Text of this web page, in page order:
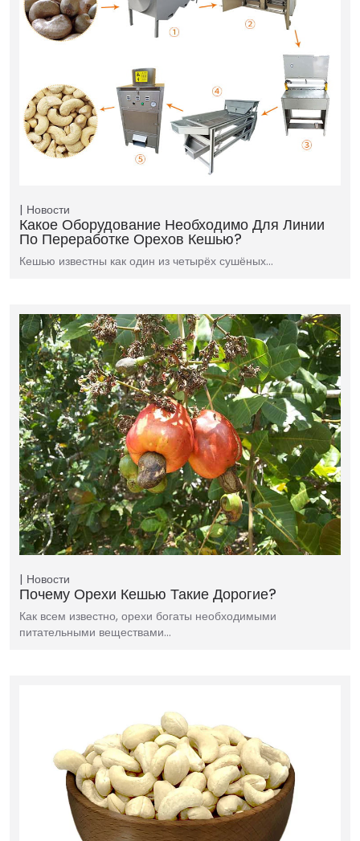
Новости
Какое Оборудование Необходимо Для Линии
По Переработке Орехов Кешью?
Кешью известны как один из четырёх сушёных…
Новости
Почему Орехи Кешью Такие Дорогие?
Как всем известно, орехи богаты необходимыми
питательными веществами…